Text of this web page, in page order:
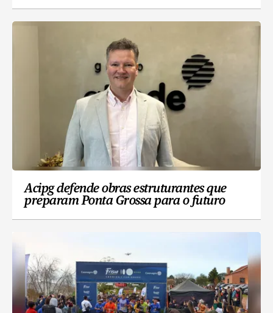
Acipg defende obras estruturantes que
preparam Ponta Grossa para o futuro